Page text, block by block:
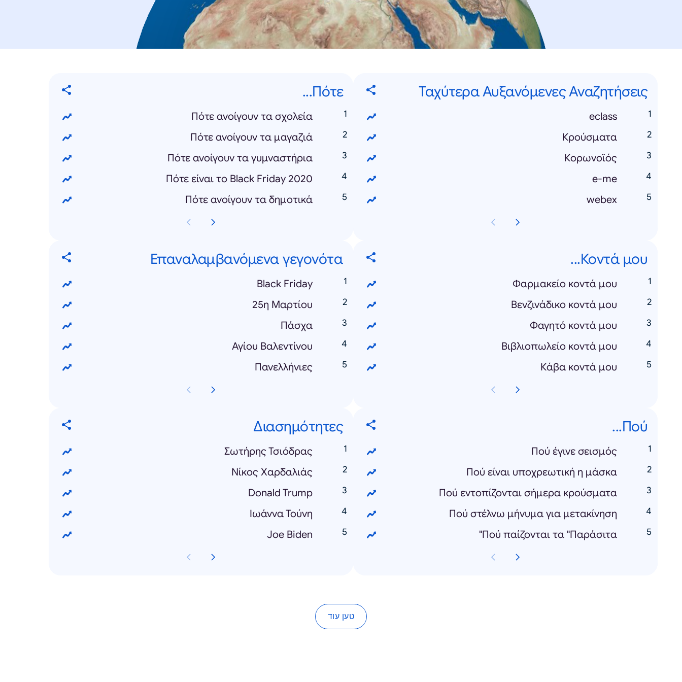
Ταχύτερα Αυξανόμενες Αναζητήσεις
eclass
Κρούσματα
Κορωνοϊός
e-me
webex
Πότε...
Πότε ανοίγουν τα σχολεία
Πότε ανοίγουν τα μαγαζιά
Πότε ανοίγουν τα γυμναστήρια
Πότε είναι το Black Friday 2020
Πότε ανοίγουν τα δημοτικά
Κοντά μου...
Φαρμακείο κοντά μου
Βενζινάδικο κοντά μου
Φαγητό κοντά μου
Βιβλιοπωλείο κοντά μου
Κάβα κοντά μου
Επαναλαμβανόμενα γεγονότα
Black Friday
25η Μαρτίου
Πάσχα
Αγίου Βαλεντίνου
Πανελλήνιες
Πού...
Πού έγινε σεισμός
Πού είναι υποχρεωτική η μάσκα
Πού εντοπίζονται σήμερα κρούσματα
Πού στέλνω μήνυμα για μετακίνηση
Πού παίζονται τα "Παράσιτα"
Διασημότητες
Σωτήρης Τσιόδρας
Νίκος Χαρδαλιάς
Donald Trump
Ιωάννα Τούνη
Joe Biden
טען עוד